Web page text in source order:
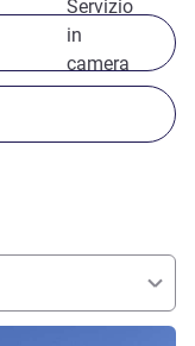
Servizio
in
camera